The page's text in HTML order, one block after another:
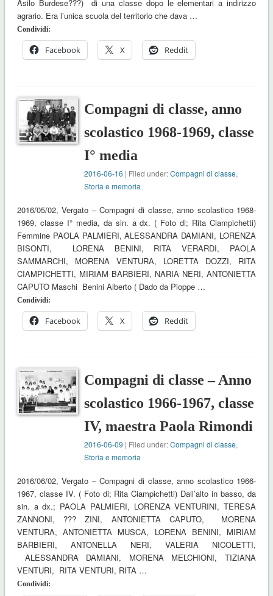
Asilo Burdese???) di una classe dopo le elementari a indirizzo
agrario. Era l’unica scuola del territorio che dava …
Condividi:
Facebook X Reddit
Compagni di classe, anno
scolastico 1968-1969, classe
I° media
2016-06-16 | Filed under:Compagni di classe,
Storia e memoria
2016/05/02, Vergato – Compagni di classe, anno scolastico 1968-
1969, classe I° media, da sin. a dx. ( Foto di; Rita Ciampichetti)
Femmine PAOLA PALMIERI, ALESSANDRA DAMIANI, LORENZA
BISONTI, LORENA BENINI, RITA VERARDI, PAOLA
SAMMARCHI, MORENA VENTURA, LORETTA DOZZI, RITA
CIAMPICHETTI, MIRIAM BARBIERI, NARIA NERI, ANTONIETTA
CAPUTO Maschi Benini Alberto ( Dado da Pioppe …
Condividi:
Facebook X Reddit
Compagni di classe – Anno
scolastico 1966-1967, classe
IV, maestra Paola Rimondi
2016-06-09 | Filed under:Compagni di classe,
Storia e memoria
2016/06/02, Vergato – Compagni di classe, anno scolastico 1966-
1967, classe IV. ( Foto di; Rita Ciampichetti) Dall’alto in basso, da
sin. a dx.; PAOLA PALMIERI, LORENZA VENTURINI, TERESA
ZANNONI, ??? ZINI, ANTONIETTA CAPUTO, MORENA
VENTURA, ANTONIETTA MUSCA, LORENA BENINI, MIRIAM
BARBIERI, ANTONELLA NERI, VALERIA NICOLETTI,
ALESSANDRA DAMIANI, MORENA MELCHIONI, TIZIANA
VENTURI, RITA VENTURI, RITA …
Condividi: